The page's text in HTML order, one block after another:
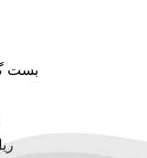
بست